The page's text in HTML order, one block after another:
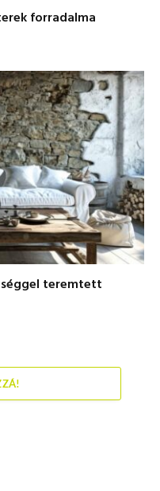
forradalma
teremtett